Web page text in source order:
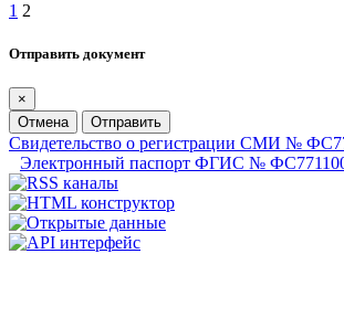
1 2
Отправить документ
×
Отмена
Отправить
Свидетельство о регистрации СМИ №
Электронный паспорт ФГИС №